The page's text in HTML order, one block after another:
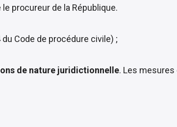
procureur de la République.
Code de procédure civile) ;
de nature juridictionnelle. Les